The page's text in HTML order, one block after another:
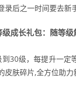
录后之一时间要去新
级成长礼包：随等
到30级，每提升一定
皮肤碎片,全方位助力